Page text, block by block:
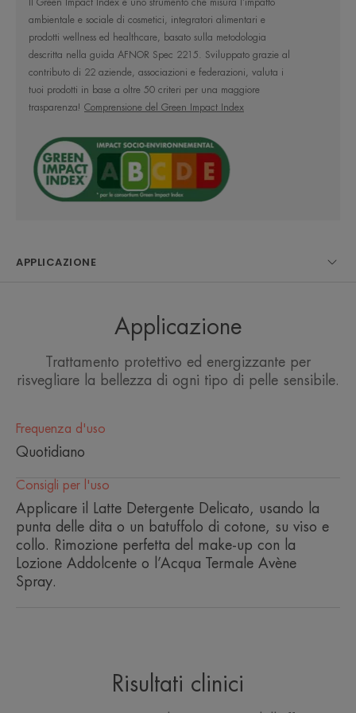
• RIMUOVE IL MAKE-UP grazie a tensioattivi
delicati.
• DETERGE e lascia una sensazione di comfort
sulla pelle.
• LENISCE : grazie alle proprietà dell'Acqua
Termale Avène.
CONSISTENZA RACCOLTA DIFFERENZIATA
di comfort.
Il Green Impact Index è uno strumento che misura l’impatto
ambientale e sociale di cosmetici, integratori alimentari e
prodotti wellness ed healthcare, basato sulla metodologia
descritta nella guida AFNOR Spec 2215. Sviluppato grazie al
contributo di 22 aziende, associazioni e federazioni, valuta i
tuoi prodotti in base a oltre 50 criteri per una maggiore
trasparenza! Comprensione del Green Impact Index
APPLICAZIONE
Applicazione
Trattamento protettivo ed energizzante per
risvegliare la bellezza di ogni tipo di pelle sensibile.
Frequenza d'uso
Quotidiano
Consigli per l'uso
Applicare il Latte Detergente Delicato, usando la
punta delle dita o un batuffolo di cotone, su viso e
collo. Rimozione perfetta del make-up con la
Lozione Addolcente o l’Acqua Termale Avène
Spray.
Risultati clinici